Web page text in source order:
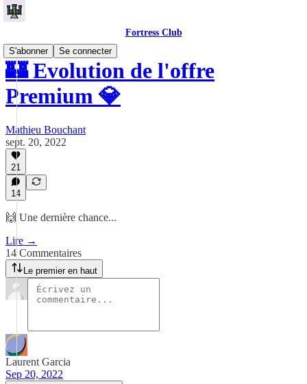
Fortress Club
S'abonner
Se connecter
🏰 Evolution de l'offre
Premium 💎
Mathieu Bouchant
sept. 20, 2022
21
14
🙌 Une dernière chance...
Lire →
14 Commentaires
Le premier en haut
Laurent Garcia
Sep 20, 2022